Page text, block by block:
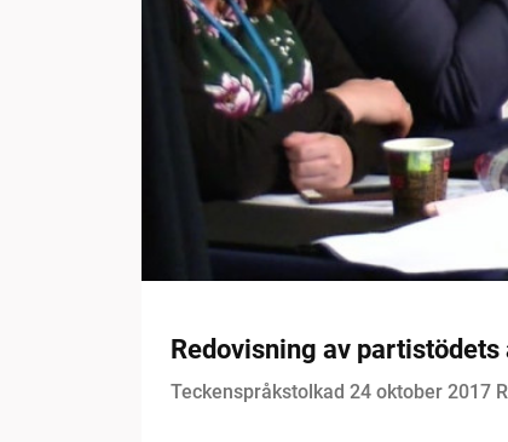
Redovisning av
Teckenspråkstolkad 24 oktober 2017